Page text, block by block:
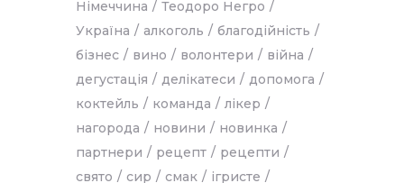
Німеччина
Теодоро Негро
Україна
алкоголь
благодійність
бізнес
вино волонтери
війна
дегустація
делікатеси
допомога
коктейль
команда
лікер
нагорода
новини
новинка
партнери
рецепт
рецепти
свято
сир смак
ігристе